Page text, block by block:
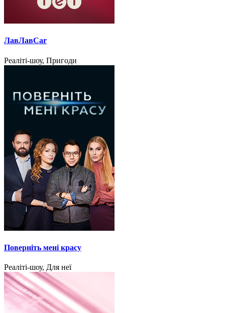
ЛавЛавCar
Реаліті-шоу, Пригоди
Поверніть мені красу
Реаліті-шоу, Для неї